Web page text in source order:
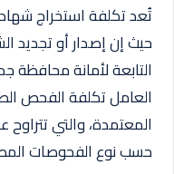
تُعد تكلفة استخراج
حيث إن إصدار أو تجديد
التابعة لأمانة محافظة
العامل تكلفة الفحص
حسب نوع الفحوصات